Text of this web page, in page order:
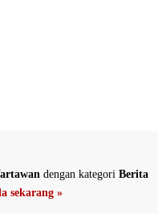
dengan kategori Berita
sekarang »